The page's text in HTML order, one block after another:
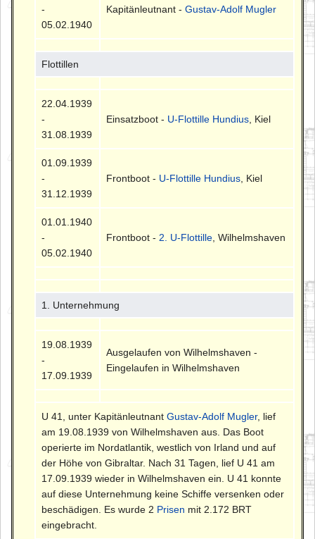
-
05.02.1940
Kapitänleutnant -Gustav-Adolf Mugler
Flottillen
22.04.1939
-
31.08.1939
Einsatzboot - U-Flottille Hundius , Kiel
01.09.1939
-
31.12.1939
Frontboot - U-Flottille Hundius , Kiel
01.01.1940
-
05.02.1940
Frontboot - 2. U-Flottille , Wilhelmshaven
1. Unternehmung
19.08.1939
-
17.09.1939
Ausgelaufen von Wilhelmshaven -
Eingelaufen in Wilhelmshaven
U 41, unter KapitänleutnantGustav-Adolf Mugler, lief
am 19.08.1939 von Wilhelmshaven aus. Das Boot
operierte im Nordatlantik, westlich von Irland und auf
der Höhe von Gibraltar. Nach 31 Tagen, lief U 41 am
17.09.1939 wieder in Wilhelmshaven ein. U 41 konnte
auf diese Unternehmung keine Schiffe versenken oder
beschädigen. Es wurde 2 Prisen mit 2.172 BRT
eingebracht.